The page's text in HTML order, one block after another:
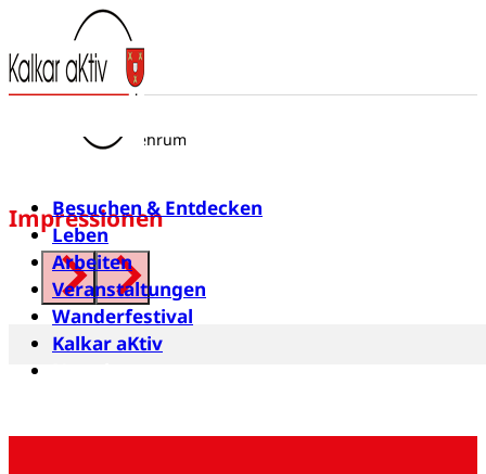
Besuchen & Entdecken
Leben
Arbeiten
Veranstaltungen
Wanderfestival
Kalkar aKtiv
Heimat- und
Verschönerungsverein
Appeldorn / Kehrum 1961 e. V.
Spierheide 26
47546 Kalkar-Kehrum
Impressionen